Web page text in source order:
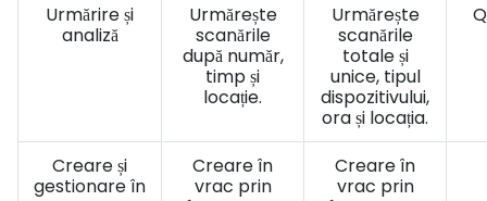
Urmărire și
analiză
Urmărește
scanările
după număr,
timp și
locație.
Urmărește
scanările
totale și
unice, tipul
dispozitivului,
ora și locația.
Creare și
gestionare în
Creare în
vrac prin
Creare în
vrac prin